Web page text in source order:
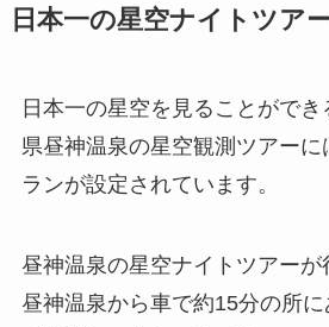
日本一の星空ナイトツア
日本一の星空を見ることがで
県昼神温泉の星空観測ツアーに
ランが設定されています。
昼神温泉の星空ナイトツアーが
昼神温泉から車で約15分の所に